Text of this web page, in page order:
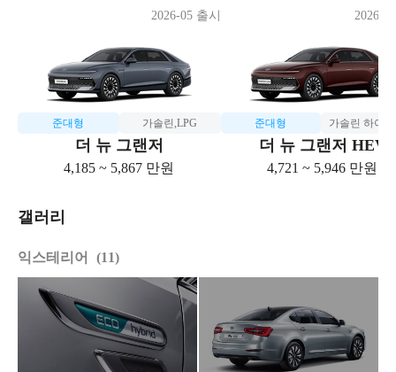
준대형 가솔린,LPG
더 뉴 그랜저
2026-05 출시
4,185 ~ 5,867 만원
준대형 가솔린 하이
더 뉴 그랜저 HEV
2026-
4,721 ~ 5,946 만원
갤러리
익스테리어 11